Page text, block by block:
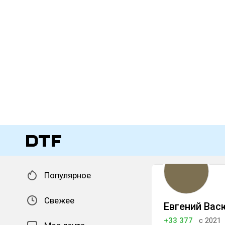
Популярное
Свежее Евгений
+33 377 с 2021